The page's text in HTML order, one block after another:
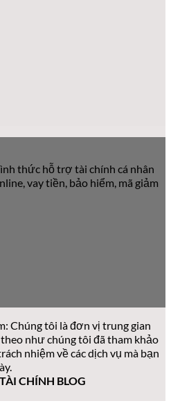
thức hỗ trợ tài chính cá nhân
vay tiền, bảo hiểm, mã giảm
Chúng tôi là đơn vị trung gian
như chúng tôi đã tham khảo
nhiệm về các dịch vụ mà bạn
CHÍNH BLOG